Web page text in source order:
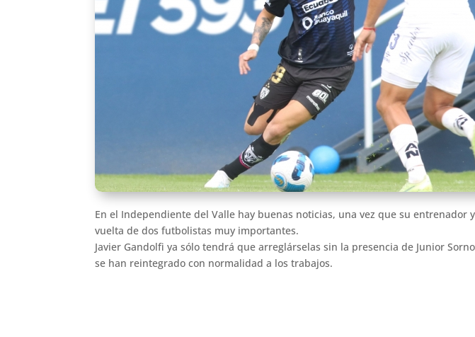
En el Independiente del Valle hay buenas noticias, una vez que su
vuelta de dos futbolistas muy importantes.
Javier Gandolfi ya sólo tendrá que arreglárselas sin la presencia de Junior
se han reintegrado con normalidad a los trabajos.